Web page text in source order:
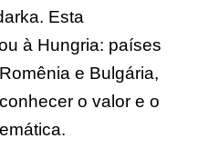
Esta
à Hungria: países
e Bulgária,
o valor e o